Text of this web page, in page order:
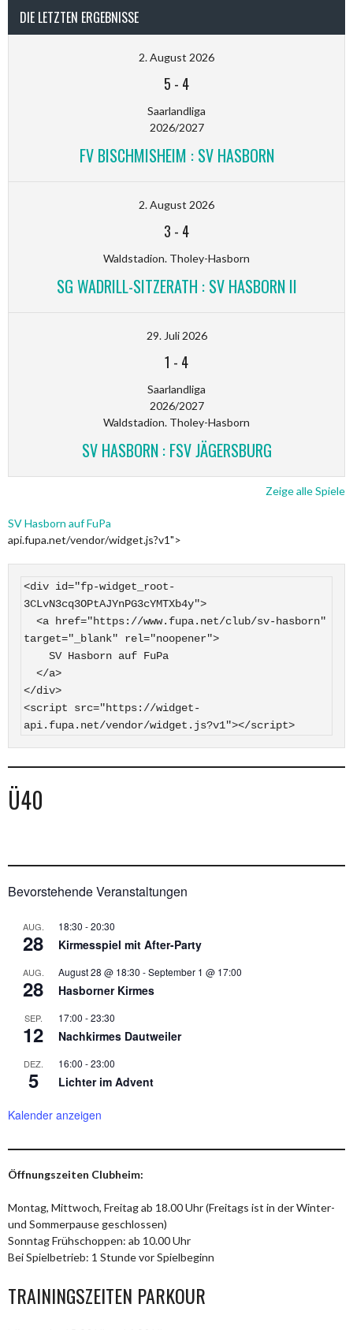
DIE LETZTEN ERGEBNISSE
2. August 2026
5 - 4
Saarlandliga
2026/2027
FV BISCHMISHEIM : SV HASBORN
2. August 2026
3 - 4
Waldstadion. Tholey-Hasborn
SG WADRILL-SITZERATH : SV HASBORN II
29. Juli 2026
1 - 4
Saarlandliga
2026/2027
Waldstadion. Tholey-Hasborn
SV HASBORN : FSV JÄGERSBURG
Zeige alle Spiele
SV Hasborn auf FuPa
api.fupa.net/vendor/widget.js?v1">
<div id="fp-widget_root-
3CLvN3cq3OPtAJYnPG3cYMTXb4y">
target="_blank" rel="noopener">
</div>
<script src="https://widget-
api.fupa.net/vendor/widget.js?v1"></script>
Ü40
Bevorstehende Veranstaltungen
AUG.
28
18:30 -20:30
Kirmesspiel mit After-Party
AUG.
28
August 28 @ 18:30 -September 1 @ 17:00
Hasborner Kirmes
SEP.
12
17:00 -23:30
Nachkirmes Dautweiler
DEZ.
5
16:00 -23:00
Lichter im Advent
Kalender anzeigen
Öffnungszeiten Clubheim:
Montag, Mittwoch, Freitag ab 18.00 Uhr (Freitags ist in der Winter-
und Sommerpause geschlossen)
Sonntag Frühschoppen: ab 10.00 Uhr
Bei Spielbetrieb: 1 Stunde vor Spielbeginn
TRAININGSZEITEN PARKOUR